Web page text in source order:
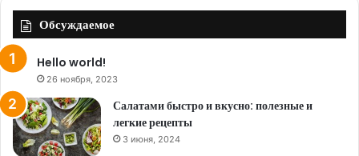
Обсуждаемое
Hello world!
26 ноября, 2023
Салатами быстро и вкусно: полезные и
легкие рецепты
3 июня, 2024